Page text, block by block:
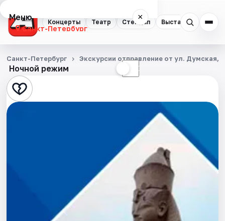
Концерты Театр Стендап Выставки
Меню ×
Санкт-Петербург
Концерты
Театр
Стендап
Ночной режим ☾
Санкт-Петербург Экскурсии отправление от ул. Думская,